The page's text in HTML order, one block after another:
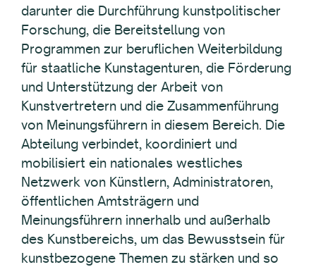
darunter die Durchführung kunstpolitischer
Forschung, die Bereitstellung von
Programmen zur beruflichen Weiterbildung
für staatliche Kunstagenturen, die Förderung
und Unterstützung der Arbeit von
Kunstvertretern und die Zusammenführung
von Meinungsführern in diesem Bereich. Die
Abteilung verbindet, koordiniert und
mobilisiert ein nationales westliches
Netzwerk von Künstlern, Administratoren,
öffentlichen Amtsträgern und
Meinungsführern innerhalb und außerhalb
des Kunstbereichs, um das Bewusstsein für
kunstbezogene Themen zu stärken und so